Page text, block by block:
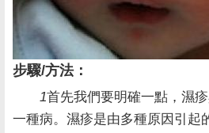
步驟/方法：
1首先我們要明確一點，濕
一種病。濕疹是由多種原因引起